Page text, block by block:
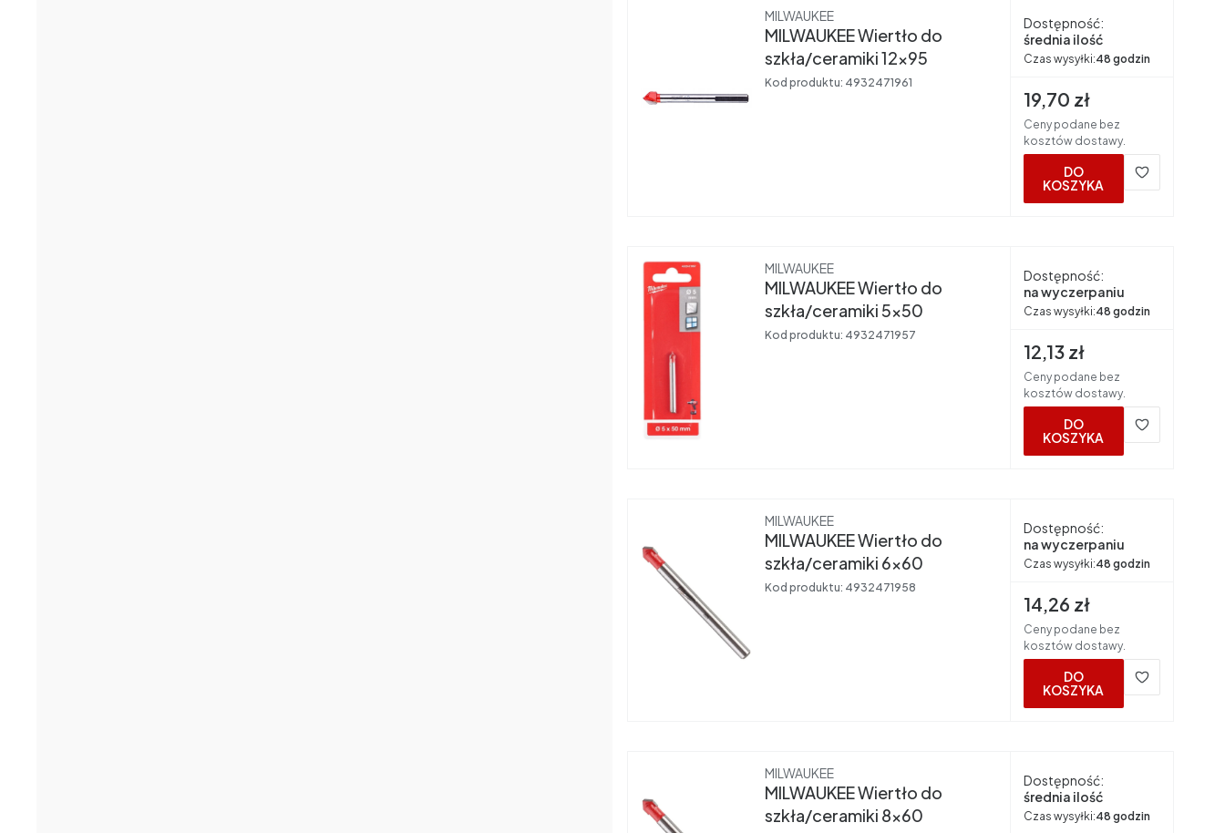
Producent
MILWAUKEE
MILWAUKEE Wiertło do
szkła/ceramiki 12x95
Kod produktu: 4932471961
Dostępność:
średnia ilość
Czas wysyłki:48 godzin
Cena brutto
19,70 zł
Ceny podane bez
kosztów dostawy.
DO
KOSZYKA
Producent
MILWAUKEE
MILWAUKEE Wiertło do
szkła/ceramiki 5x50
Kod produktu: 4932471957
Dostępność:
na wyczerpaniu
Czas wysyłki:48 godzin
Cena brutto
12,13 zł
Ceny podane bez
kosztów dostawy.
DO
KOSZYKA
Producent
MILWAUKEE
MILWAUKEE Wiertło do
szkła/ceramiki 6x60
Kod produktu: 4932471958
Dostępność:
na wyczerpaniu
Czas wysyłki:48 godzin
Cena brutto
14,26 zł
Ceny podane bez
kosztów dostawy.
DO
KOSZYKA
Producent
MILWAUKEE
MILWAUKEE Wiertło do
szkła/ceramiki 8x60
Dostępność:
średnia ilość
Czas wysyłki:48 godzin